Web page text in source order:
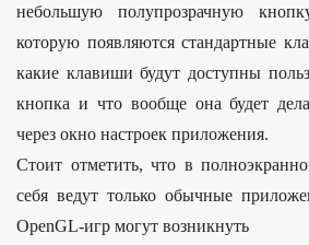
небольшую полупрозрачную
которую появляются стандартные
какие клавиши будут доступны
кнопка и что вообще она будет
через окно настроек приложения.
Стоит отметить, что в
себя ведут только обычные
OpenGL-игр могут возникнуть